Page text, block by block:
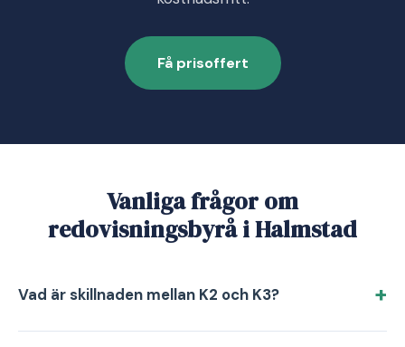
Få prisoffert
Vanliga frågor om
redovisningsbyrå i Halmstad
Vad är skillnaden mellan K2 och K3?